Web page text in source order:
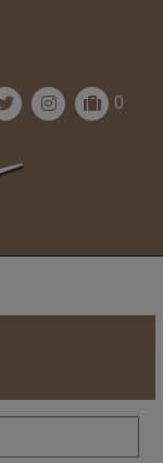
0